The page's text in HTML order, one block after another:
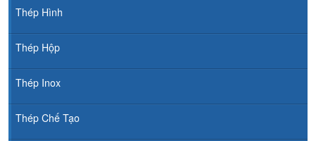
Thép Hình
Thép Hộp
Thép Inox
Thép Chế Tạo